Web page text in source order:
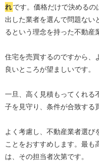
れです。価格だけで決める
出した業者を選んで問題ない
るという理念を持った不動産
住宅を売買するのですから、
良いところが望ましいです。
一旦、高く見積もってくれる
子を見守り、条件が合致する
よく考慮し、不動産業者選び
ことをおすすめします。最も
は、その担当者次第です。